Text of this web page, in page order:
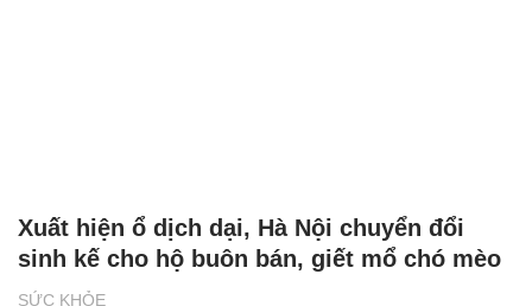
SỨC KHỎE
Xuất hiện ổ dịch dại, Hà Nội chuyển đổi
sinh kế cho hộ buôn bán, giết mổ chó mèo